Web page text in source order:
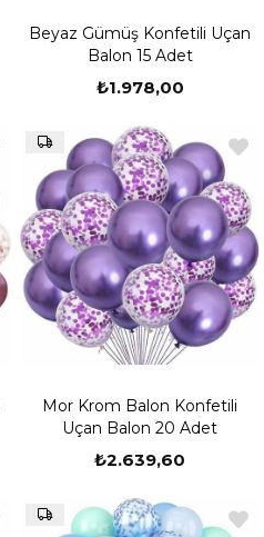
Beyaz Gümüş Konfetili Uçan
Balon 15 Adet
₺1.978,00
Mor Krom Balon Konfetili
Uçan Balon 20 Adet
₺2.639,60